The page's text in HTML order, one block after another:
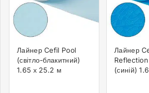
Лайнер Cefil Pool
(світло-блакитний)
1.65 х 25.2 м
Лайнер
(синій)